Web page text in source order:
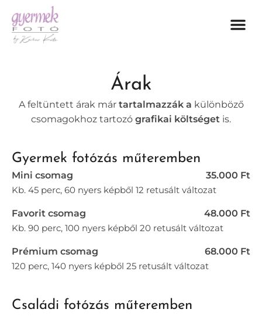
Árak
A feltüntett árak mártartalmazzák a különböző
csomagokhoz tartozó grafikai költséget is.
Gyermek fotózás műteremben
Mini csomag
35.000 Ft
Kb. 45 perc, 60 nyers képből 12 retusált változat
Favorit csomag
48.000 Ft
Kb. 90 perc, 100 nyers képből 20 retusált változat
Prémium csomag
68.000 Ft
120 perc, 140 nyers képből 25 retusált változat
Családi fotózás műteremben